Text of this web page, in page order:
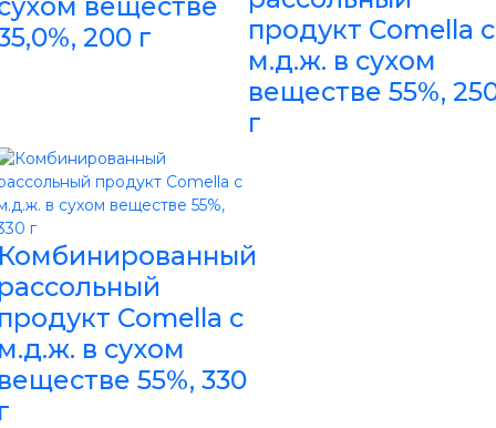
200 г
продукт Comella с
м.д.ж. в сухом
веществе 55%,
г
Comella с
в сухом
55%, 330